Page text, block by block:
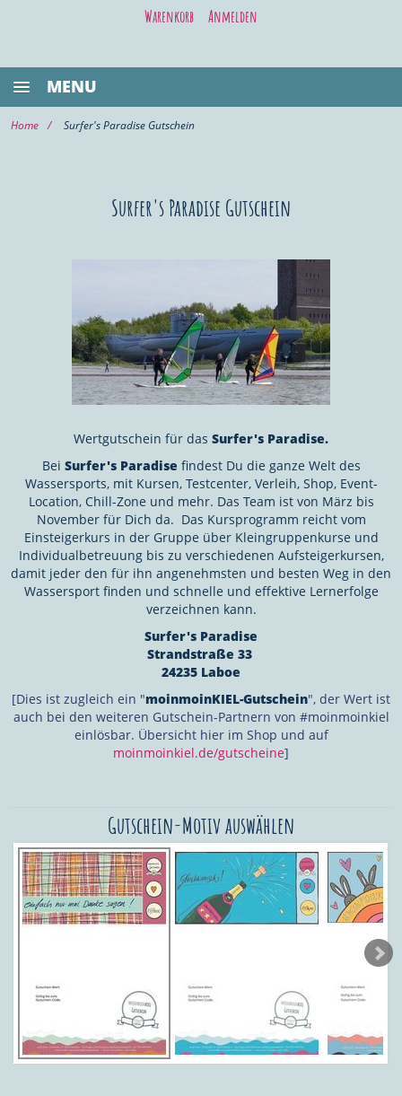
Warenkorb Anmelden
MENU
BESTSELLER
VOR ORT KAUFEN
Home Surfer's Paradise Gutschein
Surfer's Paradise Gutschein
Wertgutschein für das Surfer's Paradise.
Bei Surfer's Paradise findest Du die ganze Welt des
Wassersports, mit Kursen, Testcenter, Verleih, Shop, Event-
Location, Chill-Zone und mehr. Das Team ist von März bis
November für Dich da. Das Kursprogramm reicht vom
Einsteigerkurs in der Gruppe über Kleingruppenkurse und
Individualbetreuung bis zu verschiedenen Aufsteigerkursen,
damit jeder den für ihn angenehmsten und besten Weg in den
Wassersport finden und schnelle und effektive Lernerfolge
verzeichnen kann.
Surfer's Paradise
Strandstraße 33
24235 Laboe
[Dies ist zugleich ein "moinmoinKIEL-Gutschein", der Wert ist
auch bei den weiteren Gutschein-Partnern von #moinmoinkiel
einlösbar. Übersicht hier im Shop und auf
moinmoinkiel.de/gutscheine]
Gutschein-Motiv auswählen